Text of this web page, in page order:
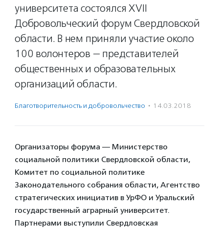
университета состоялся XVII
Добровольческий форум Свердловской
области. В нем приняли участие около
100 волонтеров — представителей
общественных и образовательных
организаций области.
Благотвори­тель­ность и доброволь­чест­во · 14.03.2018
Организаторы форума — Министерство
социальной политики Свердловской области,
Комитет по социальной политике
Законодательного собрания области, Агентство
стратегических инициатив в УрФО и Уральский
государственный аграрный университет.
Партнерами выступили Свердловская